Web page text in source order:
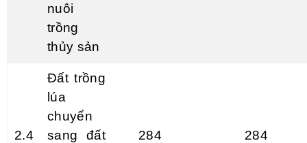
nuôi
trồng
thủy sản
2.4
Đấttrồng
lúa
chuyển
sang đất
284 284